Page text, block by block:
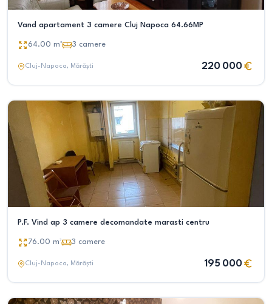
Vand apartament 3 camere Cluj Napoca 64.66MP
64.00 m² 3 camere
Cluj-Napoca, Mărăști 220 000
P.F. Vind ap 3 camere decomandate marasti centru
76.00 m² 3 camere
Cluj-Napoca, Mărăști 195 000